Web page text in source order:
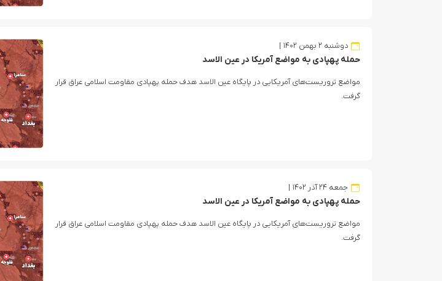
دوشنبه ۲ بهمن ۱۴۰۲
حمله پهپادی به مواضع آمریکا در عین الاسد
مواضع تروریست‌های آمریکایی در پایگاه عین الاسد هدف حمله پهپادی مقاومت اسلامی عراق قرار
گرفت.
جمعه ۲۴ آذر ۱۴۰۲
حمله پهپادی به مواضع آمریکا در عین الاسد
مواضع تروریست‌های آمریکایی در پایگاه عین الاسد هدف حمله پهپادی مقاومت اسلامی عراق قرار
گرفت.